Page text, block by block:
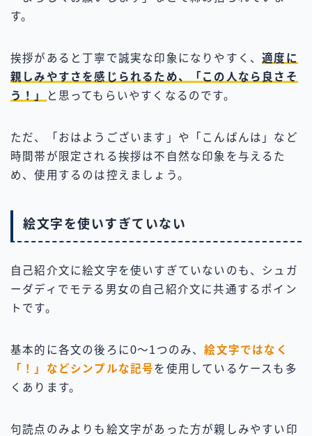
す。
挨拶があると丁寧で誠実な印象になりやすく、適度に
親しみやすさを感じられるため、「この人なら良さそ
う！」
と思ってもらいやすくなるのです。
ただ、「おはようございます」や「こんばんは」など
時間帯が限定される挨拶は不自然な印象を与えるた
め、使用するのは控えましょう。
絵文字を使いすぎていない
自己紹介文に絵文字を使いすぎていないのも、シュガ
ーダディでモテる男女の自己紹介文に共通するポイン
トです。
基本的に各文の後ろに0〜1つのみ、絵文字ではなく
「！」などシンプルな記号を使用しているケースも多
くあります。
句読点のみよりも絵文字があった方が親しみやすい印